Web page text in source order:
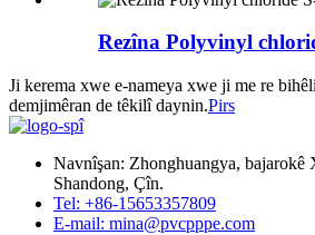
Rezîna Polyvinyl
Ji kerema xwe e-nameya xwe ji me re
demjimêran de têkilî daynin.Pirs
Navnîşan: Zhonghuangya, bajarokê
Shandong, Çîn.
Tel: +86-15653357809
E-mail: mina@pvcpppe.com